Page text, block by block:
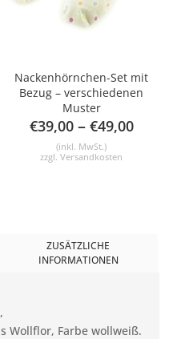
ZUSÄTZLICHE
INFORMATIONEN
Wollflor, Farbe wollweiß.
Nackenhörnchen-Set mit
Bezug – verschiedenen
Muster
€39,00– €49,00
(inkl. MwSt.)
zzgl.Versandkosten